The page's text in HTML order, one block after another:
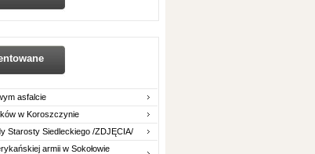
asfalcie
w Koroszczynie
Starosty Siedleckiego /ZDJĘCIA/
armii w Sokołowie